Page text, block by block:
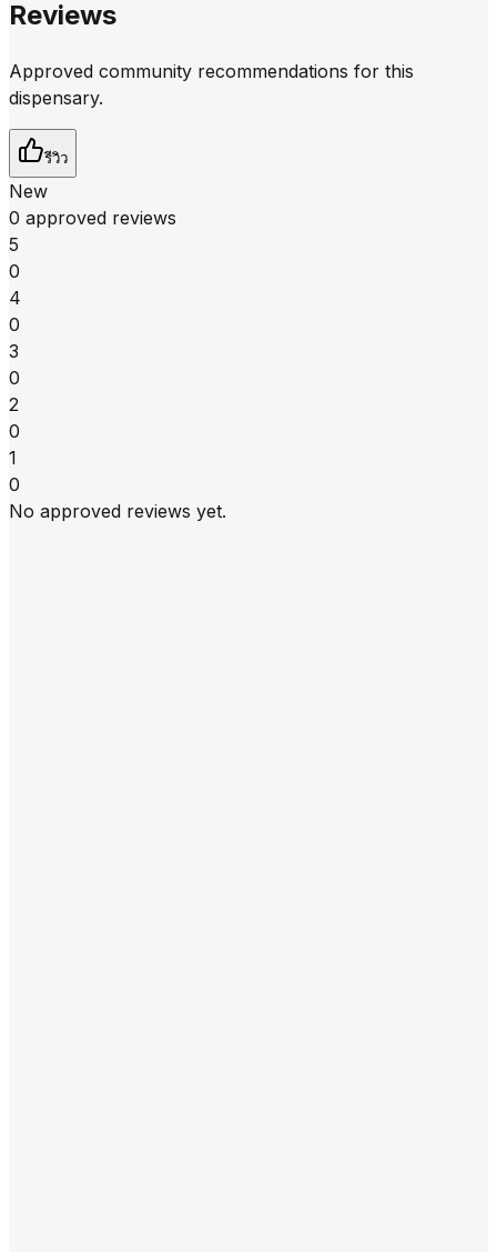
Reviews
Approved community recommendations for this
dispensary.
รีวิว
New
0 approved reviews
5
0
4
0
3
0
2
0
1
0
No approved reviews yet.